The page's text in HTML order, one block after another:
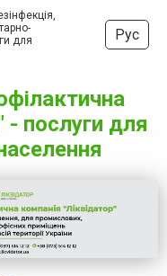
для
Рус
- послуги для